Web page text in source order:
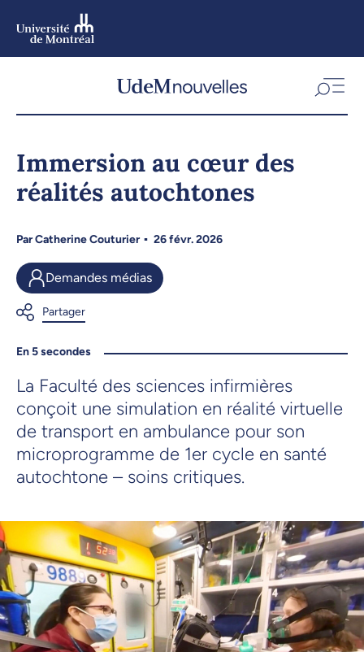
Immersion au cœur des
réalités autochtones
ParCatherine Couturier 26 févr. 2026
Demandes médias
En 5 secondes
La Faculté des sciences infirmières
conçoit une simulation en réalité virtuelle
de transport en ambulance pour son
microprogramme de 1er cycle en santé
autochtone – soins critiques.